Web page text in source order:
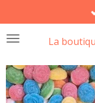
au
contenu
La